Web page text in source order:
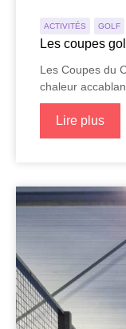
ACTIVITÉS GOLF
Les coupes
Les Coupes du
chaleur
Lire plus